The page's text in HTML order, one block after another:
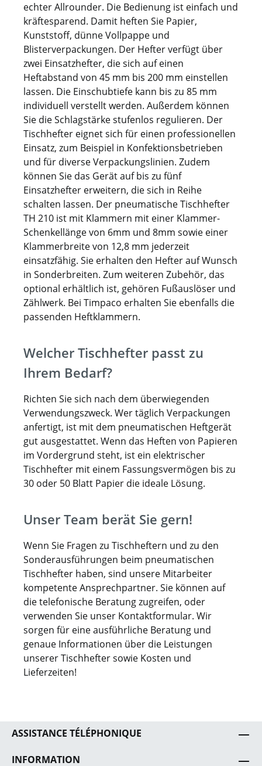
echter Allrounder. Die Bedienung ist einfach und
kräftesparend. Damit heften Sie Papier,
Kunststoff, dünne Vollpappe und
Blisterverpackungen. Der Hefter verfügt über
zwei Einsatzhefter, die sich auf einen
Heftabstand von 45 mm bis 200 mm einstellen
lassen. Die Einschubtiefe kann bis zu 85 mm
individuell verstellt werden. Außerdem können
Sie die Schlagstärke stufenlos regulieren. Der
Tischhefter eignet sich für einen professionellen
Einsatz, zum Beispiel in Konfektionsbetrieben
und für diverse Verpackungslinien. Zudem
können Sie das Gerät auf bis zu fünf
Einsatzhefter erweitern, die sich in Reihe
schalten lassen. Der pneumatische Tischhefter
TH 210 ist mit Klammern mit einer Klammer-
Schenkellänge von 6mm und 8mm sowie einer
Klammerbreite von 12,8 mm jederzeit
einsatzfähig. Sie erhalten den Hefter auf Wunsch
in Sonderbreiten. Zum weiteren Zubehör, das
optional erhältlich ist, gehören Fußauslöser und
Zählwerk. Bei Timpaco erhalten Sie ebenfalls die
passenden Heftklammern.
Welcher Tischhefter passt zu
Ihrem Bedarf?
Richten Sie sich nach dem überwiegenden
Verwendungszweck. Wer täglich Verpackungen
anfertigt, ist mit dem pneumatischen Heftgerät
gut ausgestattet. Wenn das Heften von Papieren
im Vordergrund steht, ist ein elektrischer
Tischhefter mit einem Fassungsvermögen bis zu
30 oder 50 Blatt Papier die ideale Lösung.
Unser Team berät Sie gern!
Wenn Sie Fragen zu Tischheftern und zu den
Sonderausführungen beim pneumatischen
Tischhefter haben, sind unsere Mitarbeiter
kompetente Ansprechpartner. Sie können auf
die telefonische Beratung zugreifen, oder
verwenden Sie unser Kontaktformular. Wir
sorgen für eine ausführliche Beratung und
genaue Informationen über die Leistungen
unserer Tischhefter sowie Kosten und
Lieferzeiten!
ASSISTANCE TÉLÉPHONIQUE
INFORMATION